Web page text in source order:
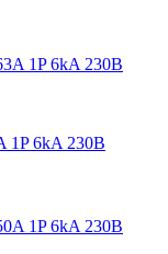
1P 6kA 230В